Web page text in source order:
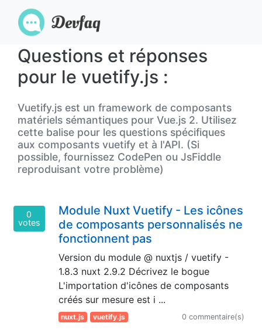
Questions et réponses
pour le vuetify.js :
Vuetify.js est un framework de composants
matériels sémantiques pour Vue.js 2. Utilisez
cette balise pour les questions spécifiques
aux composants vuetify et à l'API. (Si
possible, fournissez CodePen ou JsFiddle
reproduisant votre problème)
0
votes
Module Nuxt Vuetify - Les icônes
de composants personnalisés ne
fonctionnent pas
Version du module @ nuxtjs / vuetify -
1.8.3 nuxt 2.9.2 Décrivez le bogue
L'importation d'icônes de composants
créés sur mesure est i ...
nuxt.js vuetify.js 0 commentaire(s)